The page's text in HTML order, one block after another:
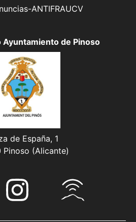
ANTIFRAUCV
Ayuntamiento de Pinoso
de España, 1
Pinoso (Alicante)